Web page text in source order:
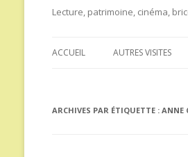
Lecture, patrimoine, cinéma,
ACCUEIL AUTRES VISITES
ARCHIVES PAR ÉTIQUETTE : ANNE